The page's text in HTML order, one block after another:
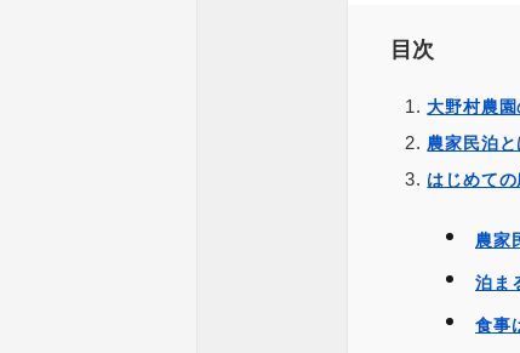
目次
大野村農
農家民泊と
はじめて
農家
泊ま
食事